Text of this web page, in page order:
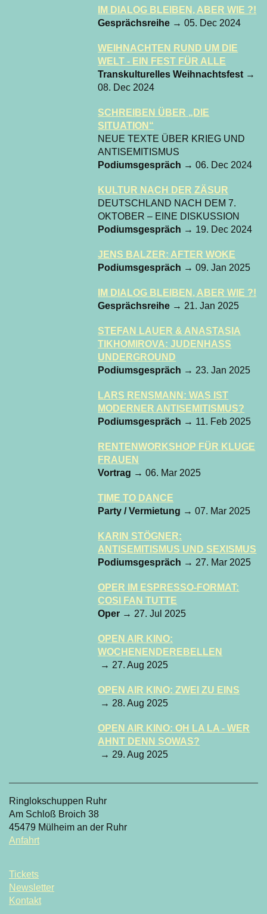
IM DIALOG BLEIBEN, ABER WIE ?!
Gesprächsreihe → 05. Dec 2024
WEIHNACHTEN RUND UM DIE
WELT - EIN FEST FÜR ALLE
Transkulturelles Weihnachtsfest →
08. Dec 2024
SCHREIBEN ÜBER „DIE
SITUATION“
NEUE TEXTE ÜBER KRIEG UND
ANTISEMITISMUS
Podiumsgespräch → 06. Dec 2024
KULTUR NACH DER ZÄSUR
DEUTSCHLAND NACH DEM 7.
OKTOBER – EINE DISKUSSION
Podiumsgespräch → 19. Dec 2024
JENS BALZER: AFTER WOKE
Podiumsgespräch → 09. Jan 2025
IM DIALOG BLEIBEN, ABER WIE ?!
Gesprächsreihe → 21. Jan 2025
STEFAN LAUER & ANASTASIA
TIKHOMIROVA: JUDENHASS
UNDERGROUND
Podiumsgespräch → 23. Jan 2025
LARS RENSMANN: WAS IST
MODERNER ANTISEMITISMUS?
Podiumsgespräch → 11. Feb 2025
RENTENWORKSHOP FÜR KLUGE
FRAUEN
Vortrag → 06. Mar 2025
TIME TO DANCE
Party / Vermietung → 07. Mar 2025
KARIN STÖGNER:
ANTISEMITISMUS UND SEXISMUS
Podiumsgespräch → 27. Mar 2025
OPER IM ESPRESSO-FORMAT:
COSI FAN TUTTE
Oper → 27. Jul 2025
OPEN AIR KINO:
WOCHENENDEREBELLEN
→ 27. Aug 2025
OPEN AIR KINO: ZWEI ZU EINS
→ 28. Aug 2025
OPEN AIR KINO: OH LA LA - WER
AHNT DENN SOWAS?
→ 29. Aug 2025
Ringlokschuppen Ruhr
Am Schloß Broich 38
45479 Mülheim an der Ruhr
Anfahrt
Tickets
Newsletter
Kontakt